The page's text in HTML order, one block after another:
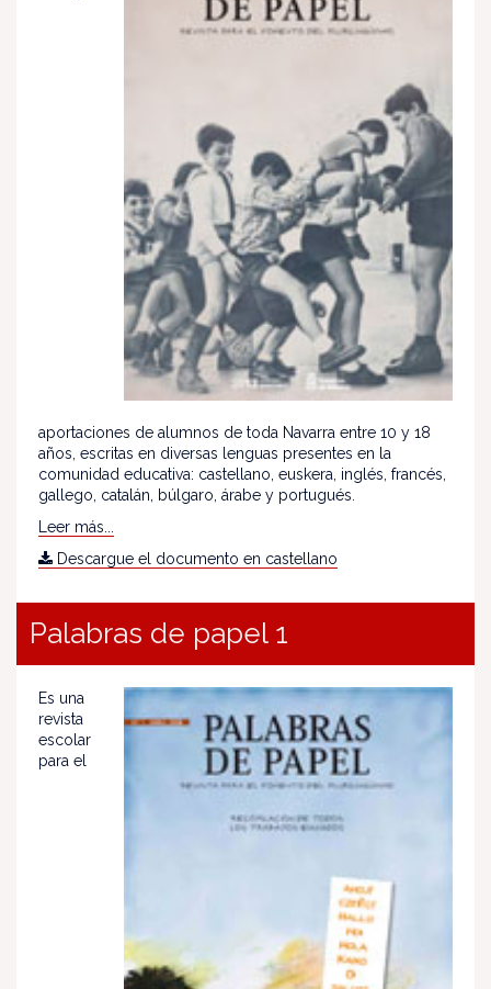
aportaciones de alumnos de toda Navarra entre 10 y 18
años, escritas en diversas lenguas presentes en la
comunidad educativa: castellano, euskera, inglés, francés,
gallego, catalán, búlgaro, árabe y portugués.
Leer más...
Descargue el documento en castellano
Palabras de papel 1
Es una
revista
escolar
para el